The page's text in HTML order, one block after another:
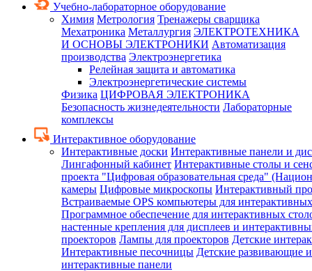
Учебно-лабораторное оборудование
Химия Метрология Тренажеры сварщика
Мехатроника Металлургия ЭЛЕКТРОТЕХНИКА
И ОСНОВЫ ЭЛЕКТРОНИКИ Автоматизация
производства Электроэнергетика
Релейная защита и автоматика
Электроэнергетические системы
Физика ЦИФРОВАЯ ЭЛЕКТРОНИКА
Безопасность жизнедеятельности Лабораторные
комплексы
Интерактивное оборудование
Интерактивные доски Интерактивные панели и
Лингафонный кабинет Интерактивные столы и
проекта "Цифровая образовательная среда"
камеры Цифровые микроскопы Интерактивный
Встраиваемые OPS компьютеры для
Программное обеспечение для интерактивных
настенные крепления для дисплеев и
проекторов Лампы для проекторов Детские
Интерактивные песочницы Детские развивающие
интерактивные панели